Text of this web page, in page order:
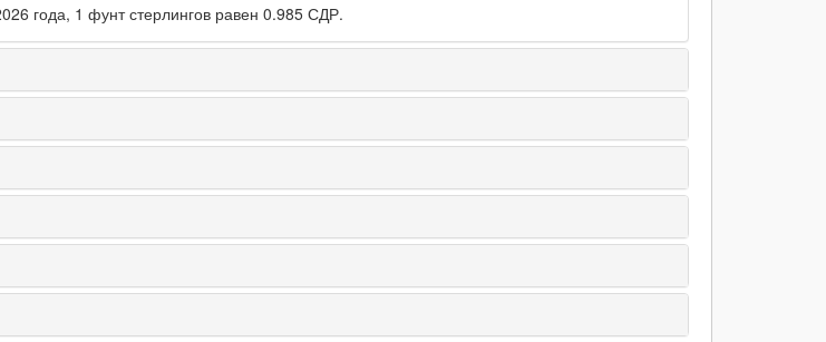
года, 1 фунт стерлингов равен 0.985 СДР.